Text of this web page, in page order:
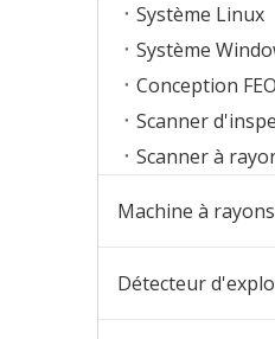
Système Linux
Système
Conception FEO
Scanner
Scanner à
Machine à
Détecteur